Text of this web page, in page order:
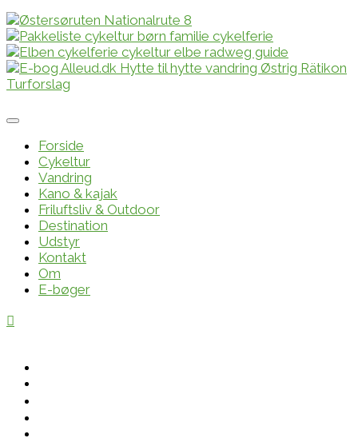
Forside
Cykeltur
Vandring
Kano & kajak
Friluftsliv & Outdoor
Destination
Udstyr
Kontakt
Om
E-bøger